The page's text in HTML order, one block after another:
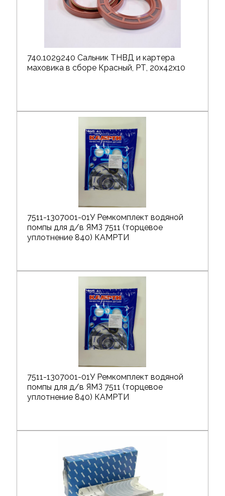
740.1029240 Сальник ТНВД и картера
маховика в сборе Красный, РТ, 20х42х10
7511-1307001-01У Ремкомплект водяной
помпы для д/в ЯМЗ 7511 (торцевое
уплотнение 840) КАМРТИ
7511-1307001-01У Ремкомплект водяной
помпы для д/в ЯМЗ 7511 (торцевое
уплотнение 840) КАМРТИ